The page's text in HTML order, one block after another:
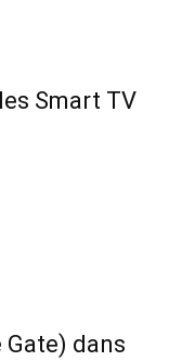
Smart TV
Gate) dans